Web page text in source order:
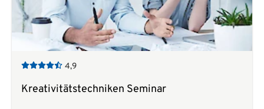
4,9
Kreativitätstechniken Seminar